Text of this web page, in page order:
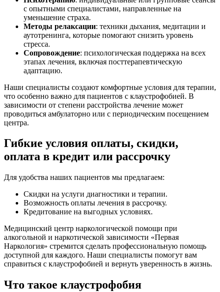
с опытными специалистами, направленные на
уменьшение страха.
Методы релаксации: техники дыхания, медитации и
аутотренинга, которые помогают снизить уровень
стресса.
Сопровождение: психологическая поддержка на всех
этапах лечения, включая посттерапевтическую
адаптацию.
Наши специалисты создают комфортные условия для терапии,
что особенно важно для пациентов с клаустрофобией. В
зависимости от степени расстройства лечение может
проводиться амбулаторно или с периодическим посещением
центра.
Гибкие условия оплаты, скидки,
оплата в кредит или рассрочку
Для удобства наших пациентов мы предлагаем:
Скидки на услуги диагностики и терапии.
Возможность оплаты лечения в рассрочку.
Кредитование на выгодных условиях.
Медицинский центр наркологической помощи при
алкогольной и наркотической зависимости «Первая
Наркология» стремится сделать профессиональную помощь
доступной для каждого. Наши специалисты помогут вам
справиться с клаустрофобией и вернуть уверенность в жизнь.
Что такое клаустрофобия